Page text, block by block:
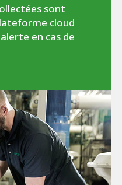
sont
cloud
en cas de